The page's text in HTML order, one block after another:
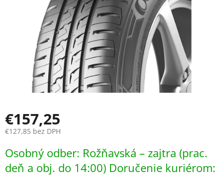
€157,25
€127,85 bez DPH
cena:
Osobný odber: Rožňavská – zajtra (prac.
deň a obj. do 14:00) Doručenie kuriérom: